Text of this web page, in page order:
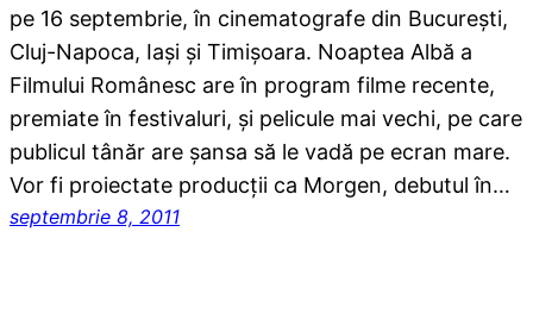
pe 16 septembrie, în cinematografe din Bucureşti,
Cluj-Napoca, Iaşi şi Timişoara. Noaptea Albă a
Filmului Românesc are în program filme recente,
premiate în festivaluri, şi pelicule mai vechi, pe care
publicul tânăr are şansa să le vadă pe ecran mare.
Vor fi proiectate producţii ca Morgen, debutul în…
septembrie 8, 2011